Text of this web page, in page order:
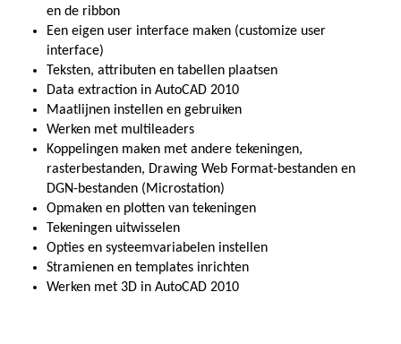
en de ribbon
Een eigen user interface maken (customize user
interface)
Teksten, attributen en tabellen plaatsen
Data extraction in AutoCAD 2010
Maatlijnen instellen en gebruiken
Werken met multileaders
Koppelingen maken met andere tekeningen,
rasterbestanden, Drawing Web Format-bestanden en
DGN-bestanden (Microstation)
Opmaken en plotten van tekeningen
Tekeningen uitwisselen
Opties en systeemvariabelen instellen
Stramienen en templates inrichten
Werken met 3D in AutoCAD 2010